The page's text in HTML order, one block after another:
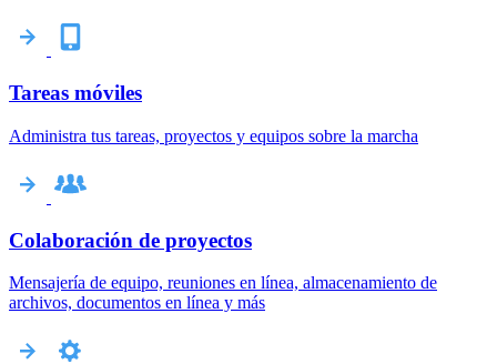
Tareas móviles
Administra tus tareas, proyectos y equipos sobre la marcha
Colaboración de proyectos
Mensajería de equipo, reuniones en línea, almacenamiento de
archivos, documentos en línea y más